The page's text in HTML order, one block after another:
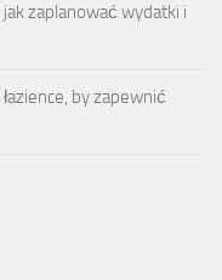
zaplanować wydatki i
by zapewnić